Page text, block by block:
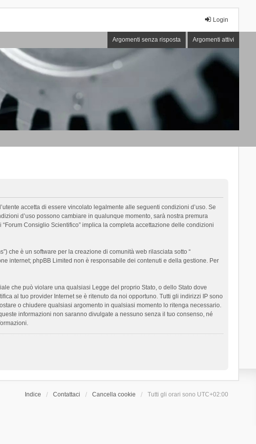
Login
Argomenti senza risposta Argomenti attivi
accetta di essere vincolato legalmente alle seguenti condizioni d’uso. Se
d’uso possono cambiare in qualunque momento, sarà nostra premura
Consiglio Scientifico” implica la completa accettazione delle condizioni
che è un software per la creazione di comunità web rilasciata sotto “
internet; phpBB Limited non è responsabile dei contenuti e della gestione. Per
che può violare una qualsiasi Legge del proprio Stato, o dello Stato dove
al tuo provider Internet se è ritenuto da noi opportuno. Tutti gli indirizzi IP sono
o chiudere qualsiasi argomento in qualsiasi momento lo ritenga necessario.
informazioni non saranno divulgate a nessuno senza il tuo consenso, né
Indice Contattaci Cancella cookie Tutti gli orari sono UTC+02:00